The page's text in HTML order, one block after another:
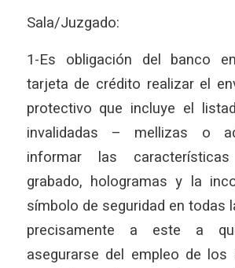
Sala/Juzgado:
1-Es obligación del banco
tarjeta de crédito realizar el
protectivo que incluye el
invalidadas – mellizas o
informar las
grabado, hologramas y la
símbolo de seguridad en todas
precisamente a este a
asegurarse del empleo de los